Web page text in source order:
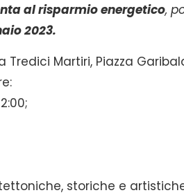
al risparmio energetico,
2023.
Tredici Martiri, Piazza
storiche e